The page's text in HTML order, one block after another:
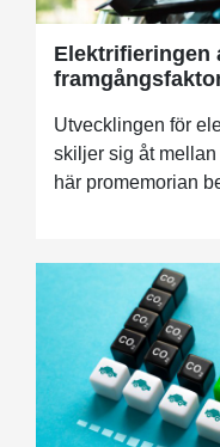
Elektrifieringen
Utvecklingen för
skiljer sig åt
här promemorian